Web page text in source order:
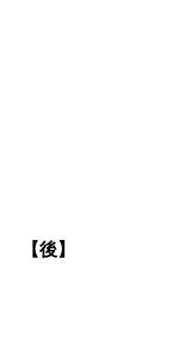
【後】